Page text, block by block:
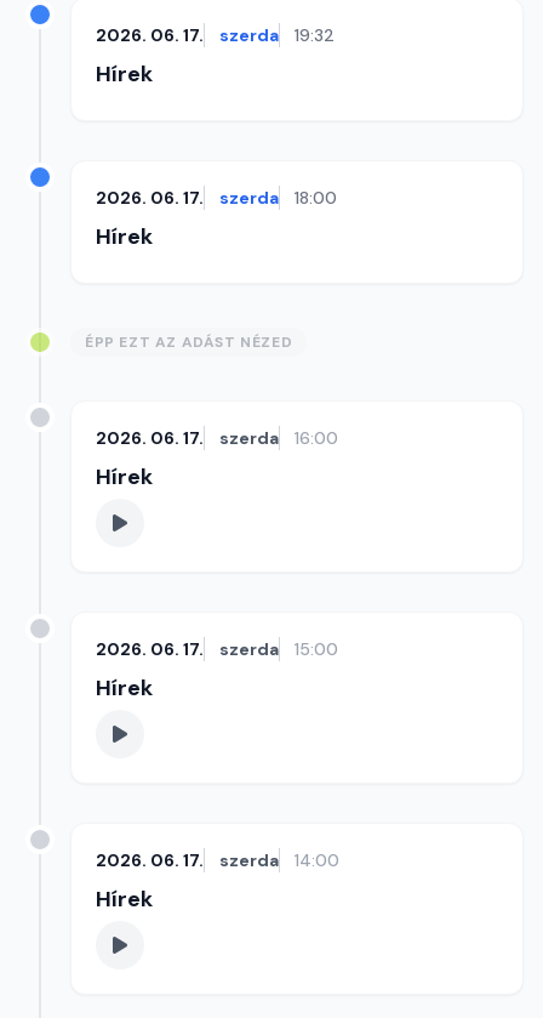
2026. 06. 17. szerda 19:32
Hírek
2026. 06. 17. szerda 18:00
Hírek
ÉPP EZT AZ ADÁST NÉZED
2026. 06. 17. szerda 16:00
Hírek
2026. 06. 17. szerda 15:00
Hírek
2026. 06. 17. szerda 14:00
Hírek